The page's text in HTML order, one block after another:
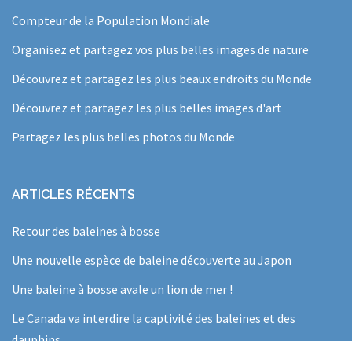
Compteur de la Population Mondiale
Organisez et partagez vos plus belles images de nature
Découvrez et partagez les plus beaux endroits du Monde
Découvrez et partagez les plus belles images d'art
Partagez les plus belles photos du Monde
ARTICLES RÉCENTS
Retour des baleines à bosse
Une nouvelle espèce de baleine découverte au Japon
Une baleine à bosse avale un lion de mer !
Le Canada va interdire la captivité des baleines et des